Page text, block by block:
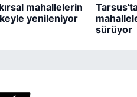
mahallelerin
yenileniyor
sürüyor